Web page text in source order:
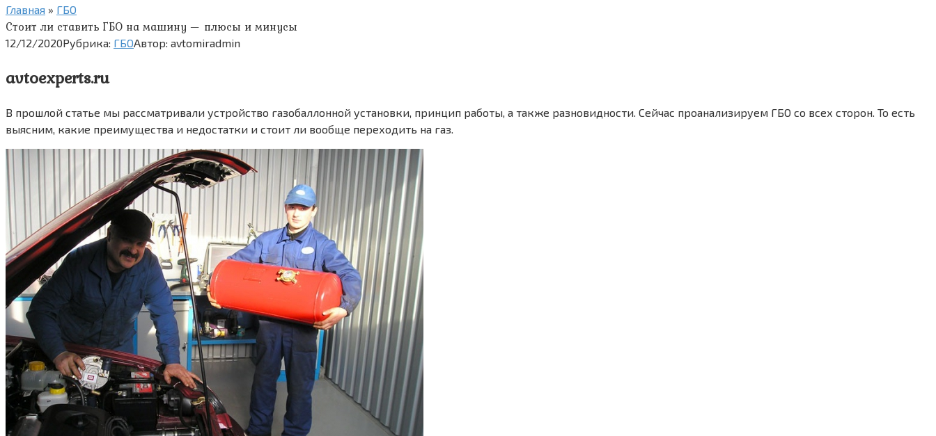
Главная » ГБО
Стоит ли ставить ГБО на машину — плюсы и минусы
12/12/2020Рубрика: ГБОАвтор: avtomiradmin
avtoexperts.ru
В прошлой статье мы рассматривали устройство газобаллонной установки, принцип работы, а также разновидности. Сейчас проанализируем ГБО со всех сторон. То есть
выясним, какие преимущества и недостатки и стоит ли вообще переходить на газ.